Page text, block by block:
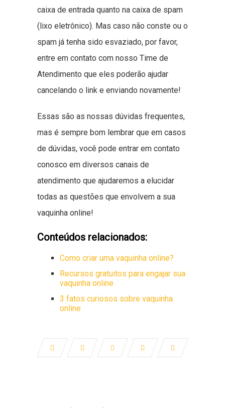
caixa de entrada quanto na caixa de spam
(lixo eletrônico). Mas caso não conste ou o
spam já tenha sido esvaziado, por favor,
entre em contato com nosso Time de
Atendimento que eles poderão ajudar
cancelando o link e enviando novamente!
Essas são as nossas dúvidas frequentes,
mas é sempre bom lembrar que em casos
de dúvidas, você pode entrar em contato
conosco em diversos canais de
atendimento que ajudaremos a elucidar
todas as questões que envolvem a sua
vaquinha online!
Conteúdos relacionados:
Como criar uma vaquinha online?
Recursos gratuitos para engajar sua
vaquinha online
3 fatos curiosos sobre vaquinha
online